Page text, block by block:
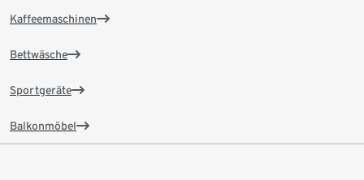
Kaffeemaschinen
Bettwäsche
Sportgeräte
Balkonmöbel